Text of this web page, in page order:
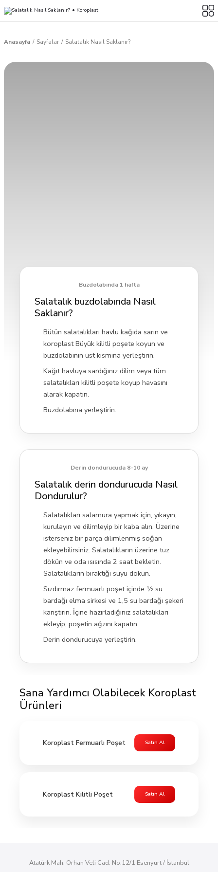
Anasayfa Sayfalar Salatalık Nasıl Saklanır?
Buzdolabında 1 hafta
Salatalık buzdolabında Nasıl
Saklanır?
Bütün salatalıkları havlu kağıda sarın ve
koroplast Büyük kilitli poşete koyun ve
buzdolabının üst kısmına yerleştirin.
Kağıt havluya sardığınız dilim veya tüm
salatalıkları kilitli poşete koyup havasını
alarak kapatın.
Buzdolabına yerleştirin.
Derin dondurucuda 8-10 ay
Salatalık derin dondurucuda Nasıl
Dondurulur?
Salatalıkları salamura yapmak için, yıkayın,
kurulayın ve dilimleyip bir kaba alın. Üzerine
isterseniz bir parça dilimlenmiş soğan
ekleyebilirsiniz. Salatalıkların üzerine tuz
dökün ve oda ısısında 2 saat bekletin.
Salatalıkların bıraktığı suyu dökün.
Sızdırmaz fermuarlı poşet içinde ½ su
bardağı elma sirkesi ve 1,5 su bardağı şekeri
karıştırın. İçine hazırladığınız salatalıkları
ekleyip, poşetin ağzını kapatın.
Derin dondurucuya yerleştirin.
Sana Yardımcı Olabilecek Koroplast
Ürünleri
Koroplast Fermuarlı Poşet Satın Al
Koroplast Kilitli Poşet Satın Al
Atatürk Mah. Orhan Veli Cad. No:12/1 Esenyurt / İstanbul